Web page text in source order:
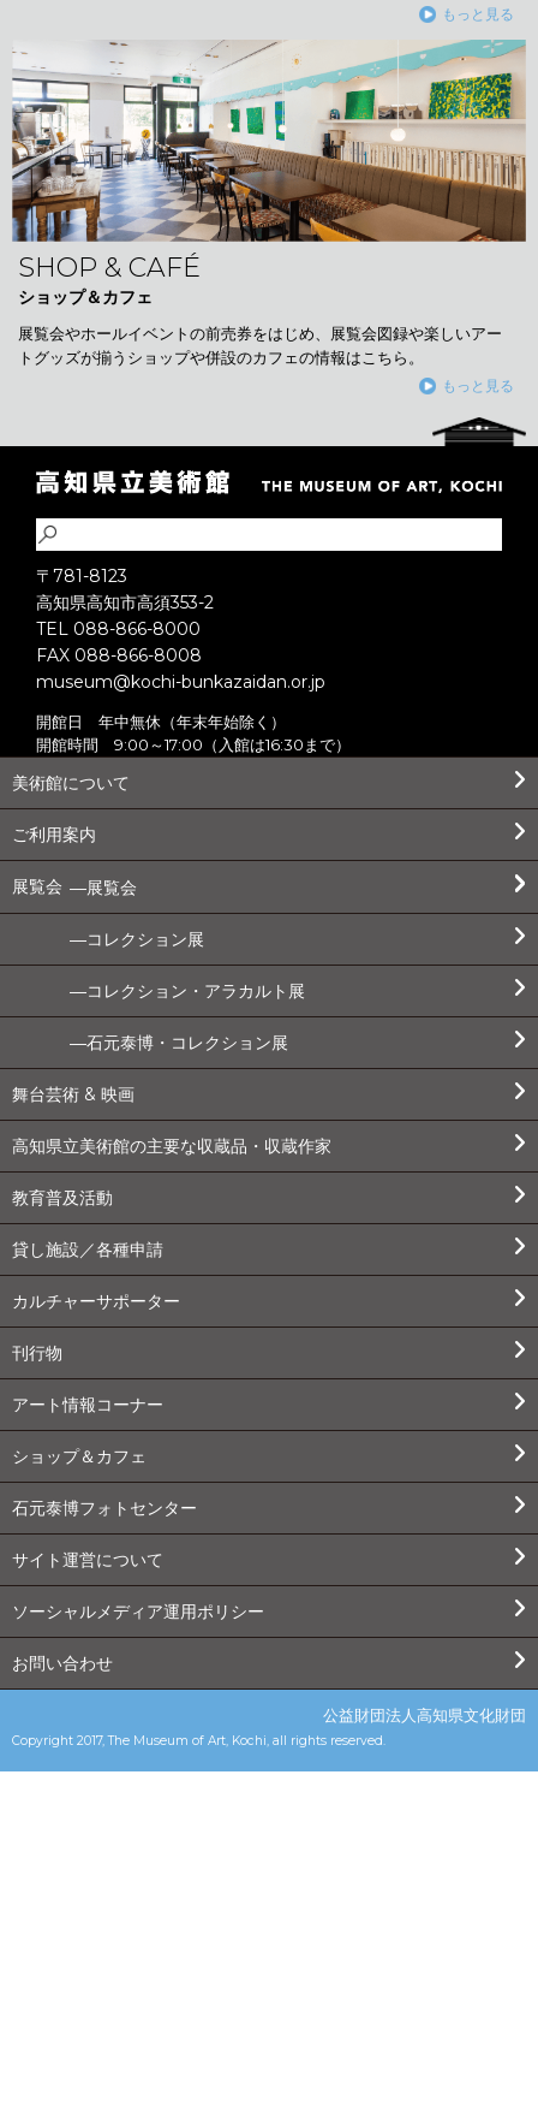
もっと見る
SHOP & CAFÉ
ショップ＆カフェ
展覧会やホールイベントの前売券をはじめ、展覧会図録や楽しいアー
トグッズが揃うショップや併設のカフェの情報はこちら。
もっと見る
〒781-8123
高知県高知市高須353-2
TEL 088-866-8000
FAX 088-866-8008
museum@kochi-bunkazaidan.or.jp
開館日 年中無休（年末年始除く）
開館時間 9:00～17:00（入館は16:30まで）
美術館について
ご利用案内
展覧会 展覧会
コレクション展
コレクション・アラカルト展
石元泰博・コレクション展
舞台芸術 & 映画
高知県立美術館の主要な収蔵品・収蔵作家
教育普及活動
貸し施設／各種申請
カルチャーサポーター
刊行物
アート情報コーナー
ショップ＆カフェ
石元泰博フォトセンター
サイト運営について
ソーシャルメディア運用ポリシー
お問い合わせ
Copyright 2017, The Museum of Art, Kochi, all rights reserved.
公益財団法人高知県文化財団